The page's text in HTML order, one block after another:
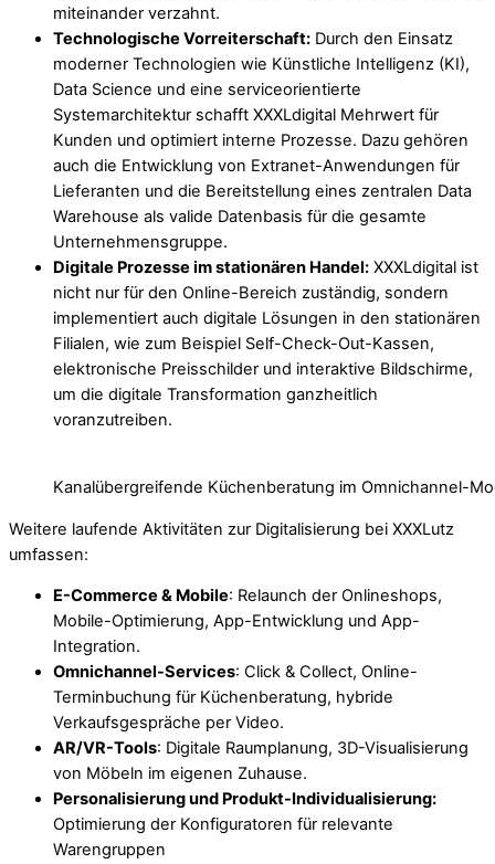
miteinander verzahnt.
Technologische Vorreiterschaft: Durch den Einsatz
moderner Technologien wie Künstliche Intelligenz (KI),
Data Science und eine serviceorientierte
Systemarchitektur schafft XXXLdigital Mehrwert für
Kunden und optimiert interne Prozesse. Dazu gehören
auch die Entwicklung von Extranet-Anwendungen für
Lieferanten und die Bereitstellung eines zentralen Data
Warehouse als valide Datenbasis für die gesamte
Unternehmensgruppe.
Digitale Prozesse im stationären Handel: XXXLdigital ist
nicht nur für den Online-Bereich zuständig, sondern
implementiert auch digitale Lösungen in den stationären
Filialen, wie zum Beispiel Self-Check-Out-Kassen,
elektronische Preisschilder und interaktive Bildschirme,
um die digitale Transformation ganzheitlich
voranzutreiben.
Kanalübergreifende Küchenberatung im Omnichannel-
Weitere laufende Aktivitäten zur Digitalisierung bei XXXLutz
umfassen:
E-Commerce & Mobile: Relaunch der Onlineshops,
Mobile-Optimierung, App-Entwicklung und App-
Integration.
Omnichannel-Services: Click & Collect, Online-
Terminbuchung für Küchenberatung, hybride
Verkaufsgespräche per Video.
AR/VR-Tools: Digitale Raumplanung, 3D-Visualisierung
von Möbeln im eigenen Zuhause.
Personalisierung und Produkt-Individualisierung:
Optimierung der Konfiguratoren für relevante
Warengruppen